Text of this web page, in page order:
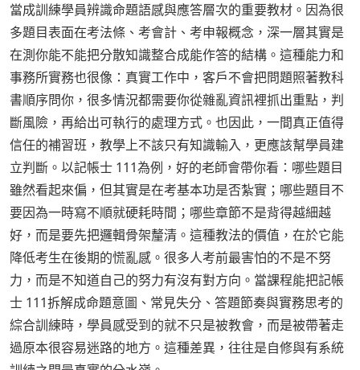
當成訓練學員辨識命題語感與應答層次的重要教材。因為很
多題目表面在考法條、考會計、考申報概念，深一層其實是
在測你能不能把分散知識整合成能作答的結構。這種能力和
事務所實務也很像：真實工作中，客戶不會把問題照著教科
書順序問你，很多情況都需要你從雜亂資訊裡抓出重點，判
斷風險，再給出可執行的處理方式。也因此，一間真正值得
信任的補習班，教學上不該只有知識輸入，更應該幫學員建
立判斷。以記帳士 111為例，好的老師會帶你看：哪些題目
雖然看起來偏，但其實是在考基本功是否紮實；哪些題目不
要因為一時寫不順就硬耗時間；哪些章節不是背得越細越
好，而是要先把邏輯骨架釐清。這種教法的價值，在於它能
降低考生在後期的慌亂感。很多人考前最害怕的不是不努
力，而是不知道自己的努力有沒有對方向。當課程能把記帳
士 111拆解成命題意圖、常見失分、答題節奏與實務思考的
綜合訓練時，學員感受到的就不只是被教會，而是被帶著走
過原本很容易迷路的地方。這種差異，往往是自修與有系統